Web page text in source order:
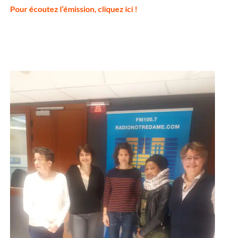
Pour écoutez l’émission, cliquez ici !